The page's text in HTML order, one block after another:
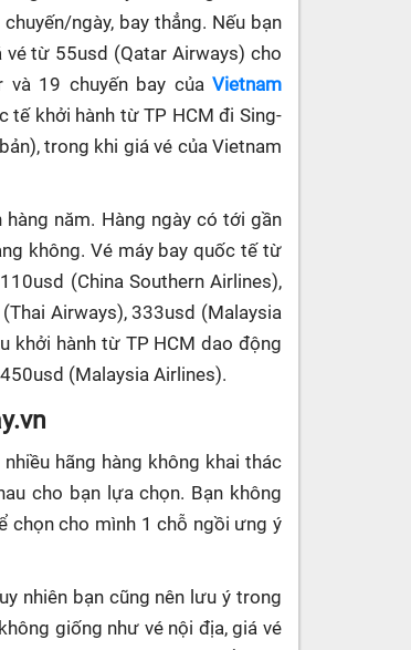
ngày, bay thẳng. Nếu bạn
từ 55usd (Qatar Airways) cho
và 19 chuyến bay của Vietnam
tế khởi hành từ TP HCM đi Sing-
trong khi giá vé của Vietnam
năm. Hàng ngày có tới gần
không. Vé máy bay quốc tế từ
(China Southern Airlines),
Airways), 333usd (Malaysia
khởi hành từ TP HCM dao động
(Malaysia Airlines).
hãng hàng không khai thác
cho bạn lựa chọn. Bạn không
chọn cho mình 1 chỗ ngồi ưng ý
nhiên bạn cũng nên lưu ý trong
giống như vé nội địa, giá vé